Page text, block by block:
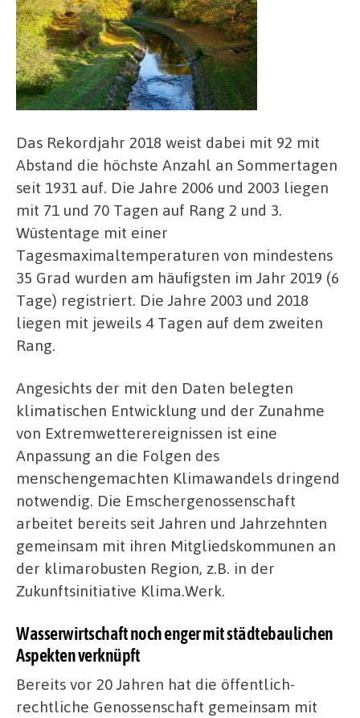
Das Rekordjahr 2018 weist dabei mit 92 mit
Abstand die höchste Anzahl an Sommertagen
seit 1931 auf. Die Jahre 2006 und 2003 liegen
mit 71 und 70 Tagen auf Rang 2 und 3.
Wüstentage mit einer
Tagesmaximaltemperaturen von mindestens
35 Grad wurden am häufigsten im Jahr 2019 (6
Tage) registriert. Die Jahre 2003 und 2018
liegen mit jeweils 4 Tagen auf dem zweiten
Rang.
Angesichts der mit den Daten belegten
klimatischen Entwicklung und der Zunahme
von Extremwetterereignissen ist eine
Anpassung an die Folgen des
menschengemachten Klimawandels dringend
notwendig. Die Emschergenossenschaft
arbeitet bereits seit Jahren und Jahrzehnten
gemeinsam mit ihren Mitgliedskommunen an
der klimarobusten Region, z.B. in der
Zukunftsinitiative Klima.Werk.
Wasserwirtschaft noch enger mit städtebaulichen
Aspekten verknüpft
Bereits vor 20 Jahren hat die öffentlich-
rechtliche Genossenschaft gemeinsam mit